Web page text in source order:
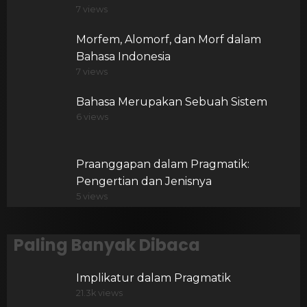
7 views
Morfem, Alomorf, dan Morf dalam
Bahasa Indonesia
7 views
Bahasa Merupakan Sebuah Sistem
6 views
Praanggapan dalam Pragmatik:
Pengertian dan Jenisnya
5 views
Paling Banyak Dibaca
Implikatur dalam Pragmatik
21.3k views